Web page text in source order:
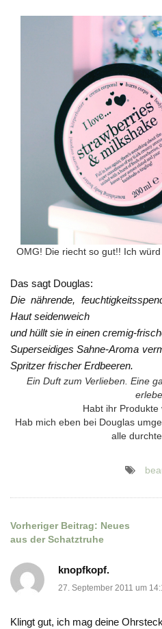
OMG! Die riecht so gut!! Ich
Das sagt Douglas:
Die nährende,
Haut seidenweich
und hüllt sie in einen cremig-
Superseidiges Sahne-Aroma
Spritzer frischer Erdbeeren.
Ein Duft zum Verlieben. Eine
Habt ihr Produkte
Hab mich eben bei Douglas
alle
Beitragsnavigation
Vorheriger Beitrag: Neues
aus der Schatztruhe
knopfkopf.
27. September 2011 um
Klingt gut, ich mag deine